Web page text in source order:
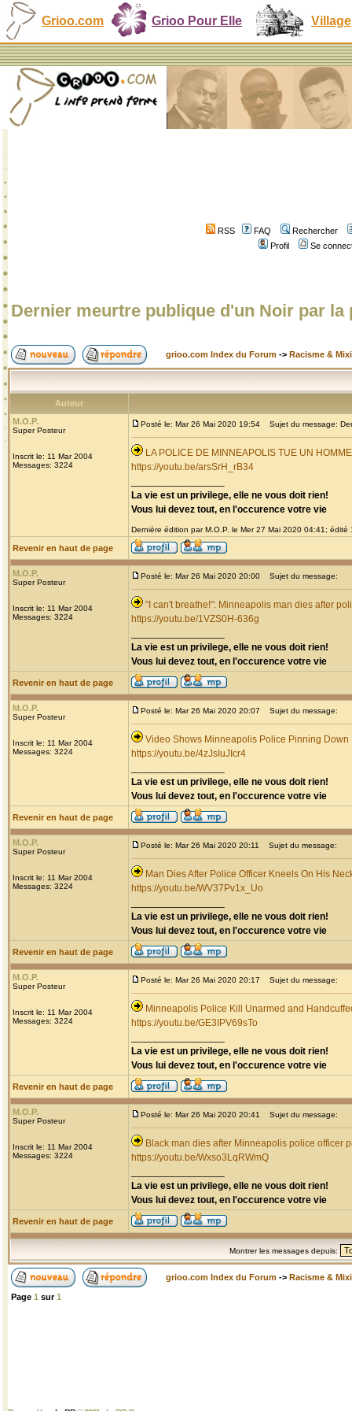
Grioo.com Grioo Pour Elle Village
RSS FAQ
Rechercher
Profil
Se
Dernier meurtre publique d'un Noir par la
grioo.com Index du Forum -> Racisme &
Auteur
M.O.P.
Super Posteur
Inscrit le: 11 Mar 2004
Messages: 3224
Posté le: Mar 26 Mai 2020 19:54 Sujet du message:
LA POLICE DE MINNEAPOLIS TUE UN
https://youtu.be/arsSrH_rB34
La vie est un privilege, elle ne vous doit rien!
Vous lui devez tout, en l'occurence votre vie
Dernière édition par M.O.P. le Mer 27 Mai 2020 04:41; édité
Revenir en haut de page
M.O.P.
Super Posteur
Inscrit le: 11 Mar 2004
Messages: 3224
Posté le: Mar 26 Mai 2020 20:00 Sujet du message:
"I can't breathe!": Minneapolis man dies after
https://youtu.be/1VZS0H-636g
La vie est un privilege, elle ne vous doit rien!
Vous lui devez tout, en l'occurence votre vie
Revenir en haut de page
M.O.P.
Super Posteur
Inscrit le: 11 Mar 2004
Messages: 3224
Posté le: Mar 26 Mai 2020 20:07 Sujet du message:
Video Shows Minneapolis Police Pinning
https://youtu.be/4zJsIuJIcr4
La vie est un privilege, elle ne vous doit rien!
Vous lui devez tout, en l'occurence votre vie
Revenir en haut de page
M.O.P.
Super Posteur
Inscrit le: 11 Mar 2004
Messages: 3224
Posté le: Mar 26 Mai 2020 20:11 Sujet du message:
Man Dies After Police Officer Kneels On His
https://youtu.be/WV37Pv1x_Uo
La vie est un privilege, elle ne vous doit rien!
Vous lui devez tout, en l'occurence votre vie
Revenir en haut de page
M.O.P.
Super Posteur
Inscrit le: 11 Mar 2004
Messages: 3224
Posté le: Mar 26 Mai 2020 20:17 Sujet du message:
Minneapolis Police Kill Unarmed and
https://youtu.be/GE3IPV69sTo
La vie est un privilege, elle ne vous doit rien!
Vous lui devez tout, en l'occurence votre vie
Revenir en haut de page
M.O.P.
Super Posteur
Inscrit le: 11 Mar 2004
Messages: 3224
Posté le: Mar 26 Mai 2020 20:41 Sujet du message:
Black man dies after Minneapolis police officer
https://youtu.be/Wxso3LqRWmQ
La vie est un privilege, elle ne vous doit rien!
Vous lui devez tout, en l'occurence votre vie
Revenir en haut de page
Montrer les messages depuis:
grioo.com Index du Forum -> Racisme &
Page 1 sur1